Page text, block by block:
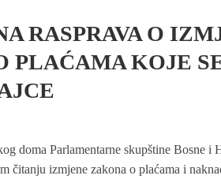
RASPRAVA O
PLAĆAMA KOJE
doma Parlamentarne skupštine Bosne i
čitanju izmjene zakona o plaćama i